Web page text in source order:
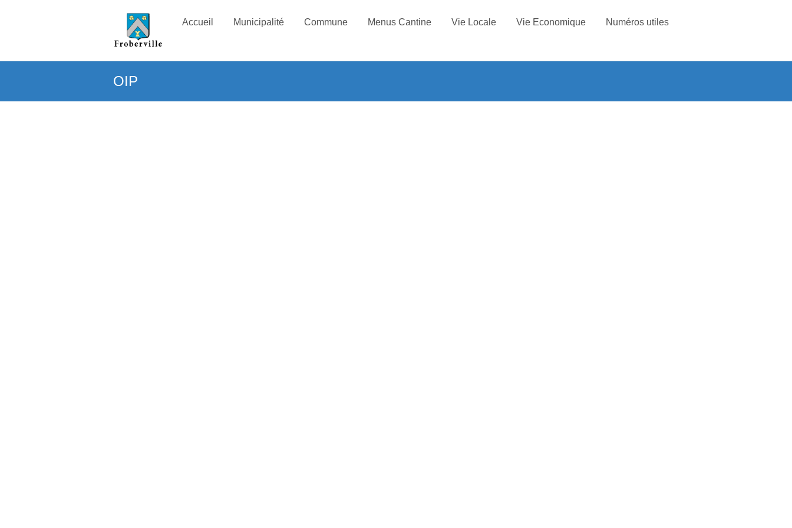
Accueil Municipalité Commune Menus Cantine Vie Locale Vie Economique Numéros utiles
OIP